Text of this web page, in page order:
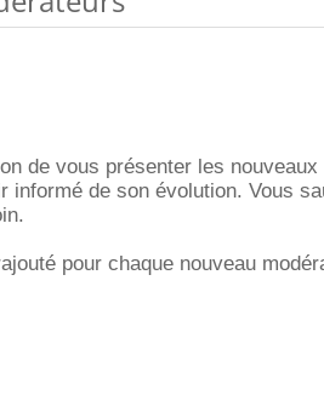
de vous présenter les
informé de son évolution. Vous
pour chaque nouveau